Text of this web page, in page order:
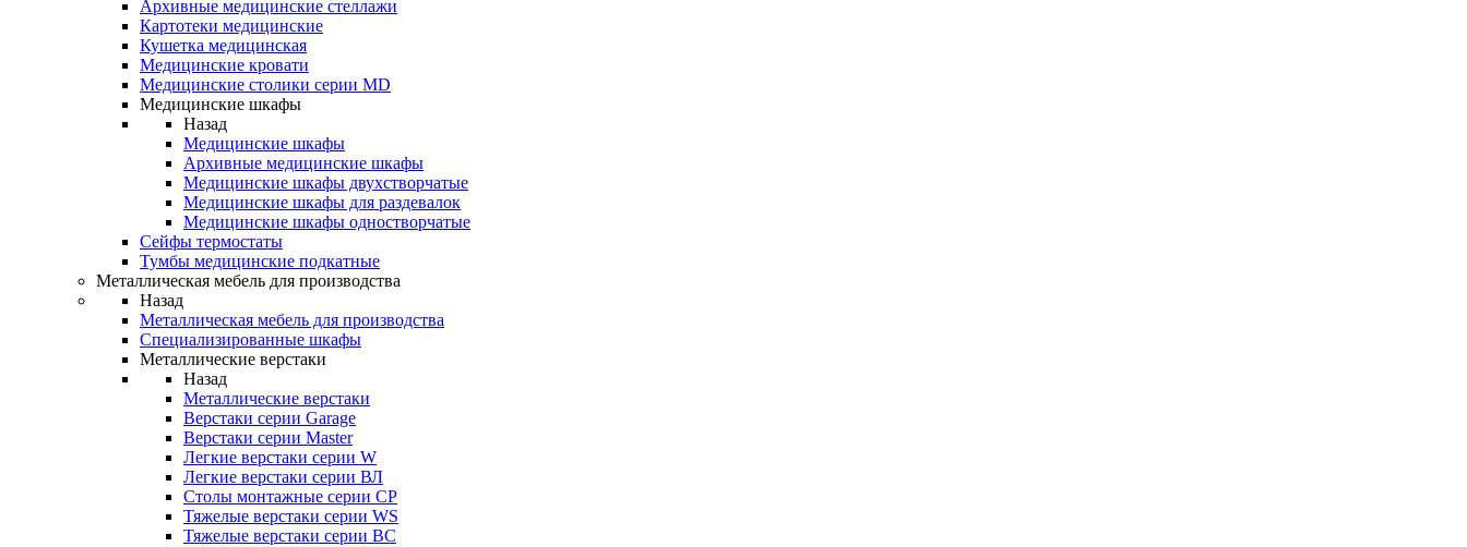
Архивные медицинские стеллажи
Картотеки медицинские
Кушетка медицинская
Медицинские кровати
Медицинские столики серии MD
Медицинские шкафы
Назад
Медицинские шкафы
Архивные медицинские шкафы
Медицинские шкафы двухстворчатые
Медицинские шкафы для раздевалок
Медицинские шкафы одностворчатые
Сейфы термостаты
Тумбы медицинские подкатные
Металлическая мебель для производства
Назад
Металлическая мебель для производства
Cпециализированные шкафы
Металлические верстаки
Назад
Металлические верстаки
Верстаки серии Garage
Верстаки серии Master
Легкие верстаки серии W
Легкие верстаки серии ВЛ
Столы монтажные серии СР
Тяжелые верстаки серии WS
Тяжелые верстаки серии ВС